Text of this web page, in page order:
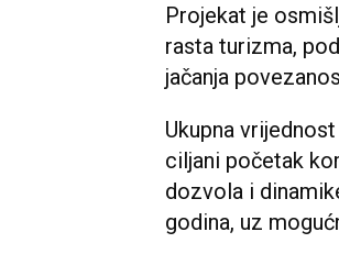
Projekat je
rasta turizma,
jačanja
Ukupna
ciljani početak
dozvola i
godina, uz